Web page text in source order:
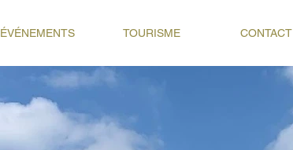
ÉVÉNEMENTS TOURISME CONTACT